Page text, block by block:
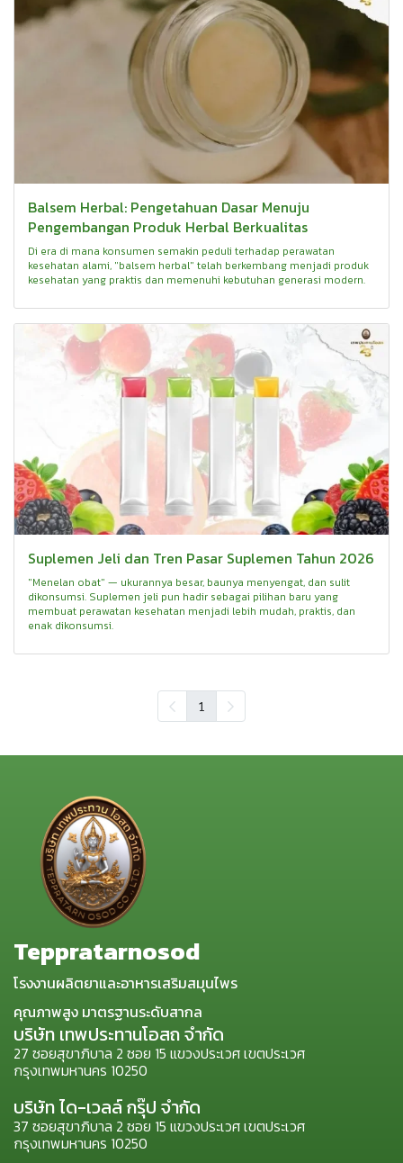
Balsem Herbal: Pengetahuan Dasar Menuju
Pengembangan Produk Herbal Berkualitas
Di era di mana konsumen semakin peduli terhadap perawatan
kesehatan alami, "balsem herbal" telah berkembang menjadi produk
kesehatan yang praktis dan memenuhi kebutuhan generasi modern.
Suplemen Jeli dan Tren Pasar Suplemen Tahun 2026
"Menelan obat" — ukurannya besar, baunya menyengat, dan sulit
dikonsumsi. Suplemen jeli pun hadir sebagai pilihan baru yang
membuat perawatan kesehatan menjadi lebih mudah, praktis, dan
enak dikonsumsi.
1
Teppratarnosod
โรงงานผลิตยาและอาหารเสริมสมุนไพร
คุณภาพสูง มาตรฐานระดับสากล
บริษัท เทพประทานโอสถ จำกัด
27 ซอยสุขาภิบาล 2 ซอย 15 แขวงประเวศ เขตประเวศ
กรุงเทพมหานคร 10250
บริษัท ได-เวลล์ กรุ๊ป จำกัด
37 ซอยสุขาภิบาล 2 ซอย 15 แขวงประเวศ เขตประเวศ
กรุงเทพมหานคร 10250